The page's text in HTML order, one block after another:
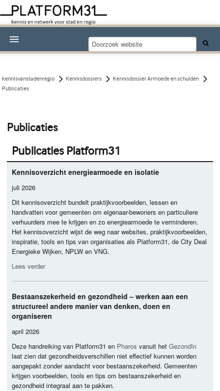
Kennisdossiers
kennisvanstadenregio Kennisdossiers
Kennisdossier Armoede en schulden
Publicaties
Publicaties
Publicaties Platform31
Kennisoverzicht energiearmoede en isolatie
juli 2026
Dit kennisoverzicht bundelt praktijkvoorbeelden, lessen en
handvatten voor gemeenten om eigenaar-bewoners en particuliere
verhuurders mee te krijgen en zo energiearmoede te verminderen.
Het kennisoverzicht wijst de weg naar websites, praktijkvoorbeelden,
inspiratie, tools en tips van organisaties als Platform31, de City Deal
Energieke Wijken, NPLW enVNG.
Lees verder
Bestaanszekerheid en gezondheid – werken aan een
structureel andere manier van denken, doen en
organiseren
april 2026
Deze handreiking van Platform31 en Pharos vanuit hetGezondIn
laat zien dat gezondheidsverschillen niet effectief kunnen worden
aangepakt zonder aandacht voor bestaanszekerheid. Gemeenten
krijgen voorbeelden, tools en tips om bestaanszekerheid en
gezondheid integraal aan te pakken.